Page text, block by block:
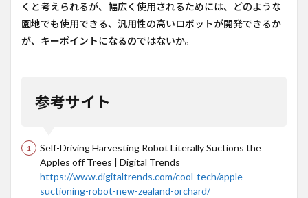
くと考えられるが、幅広く使用されるためには、どのような
園地でも使用できる、汎用性の高いロボットが開発できるか
が、キーポイントになるのではないか。
参考サイト
Self-Driving Harvesting Robot Literally Suctions the
Apples off Trees | Digital Trends
https://www.digitaltrends.com/cool-tech/apple-
suctioning-robot-new-zealand-orchard/